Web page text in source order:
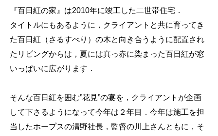
『百日紅の家』は2010年に竣工した二世帯住宅．
タイトルにもあるように，クライアントと共に育ってき
た百日紅（さるすべり）の木と向き合うように配置され
たリビングからは，夏には真っ赤に染まった百日紅が窓
いっぱいに広がります．
そんな百日紅を囲む”花見”の宴を，クライアントが企画
して下さるようになって今年は２年目．今年は施工を担
当したホープスの清野社長，監督の川上さんともに，そ